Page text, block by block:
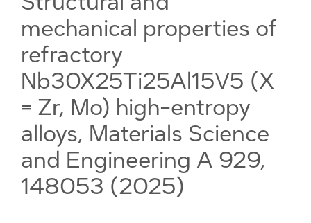
mechanical properties of
refractory
Nb30X25Ti25Al15V5 (X
= Zr, Mo) high-entropy
alloys, Materials Science
and Engineering A 929,
148053 (2025)